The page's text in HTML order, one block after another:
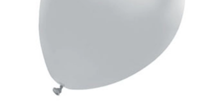
Liquidations
FAQ
Nous joindre